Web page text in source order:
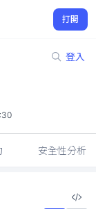
打開
登入
安全性分析